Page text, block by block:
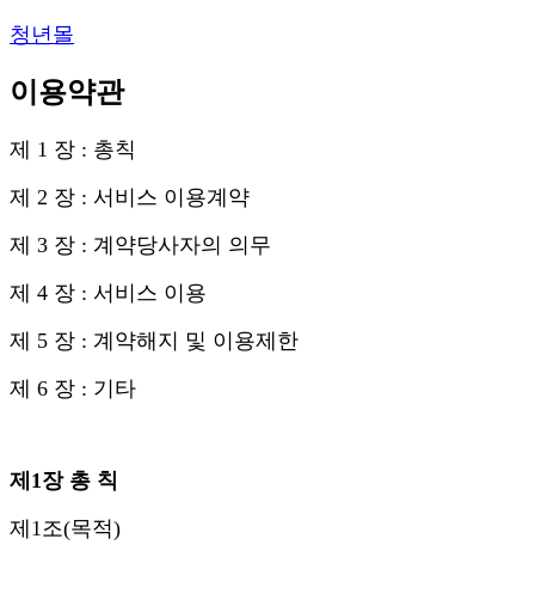
청년몰
이용약관
제 1 장 : 총칙
제 2 장 : 서비스 이용계약
제 3 장 : 계약당사자의 의무
제 4 장 : 서비스 이용
제 5 장 : 계약해지 및 이용제한
제 6 장 : 기타
제1장 총 칙
제1조(목적)